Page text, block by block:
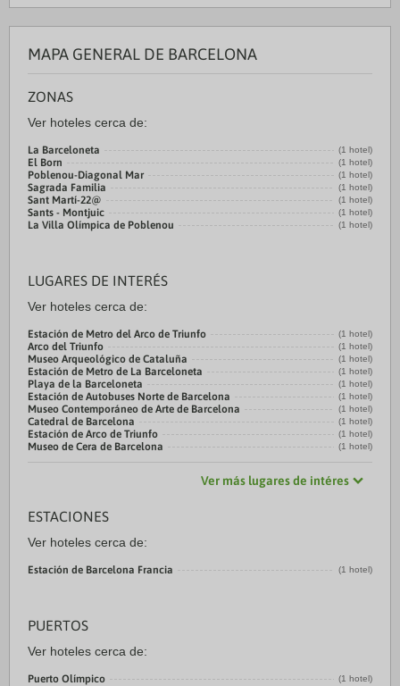
MAPA GENERAL DE BARCELONA
ZONAS
Ver hoteles cerca de:
La Barceloneta (1 hotel)
El Born (1 hotel)
Poblenou-Diagonal Mar (1 hotel)
Sagrada Familia (1 hotel)
Sant Martí-22@ (1 hotel)
Sants - Montjuic (1 hotel)
La Villa Olímpica de Poblenou (1 hotel)
LUGARES DE INTERÉS
Ver hoteles cerca de:
Estación de Metro del Arco de Triunfo (1 hotel)
Arco del Triunfo (1 hotel)
Museo Arqueológico de Cataluña (1 hotel)
Estación de Metro de La Barceloneta (1 hotel)
Playa de la Barceloneta (1 hotel)
Estación de Autobuses Norte de Barcelona (1 hotel)
Museo Contemporáneo de Arte de Barcelona (1 hotel)
Catedral de Barcelona (1 hotel)
Estación de Arco de Triunfo (1 hotel)
Museo de Cera de Barcelona (1 hotel)
Ver más lugares de intéres
ESTACIONES
Ver hoteles cerca de:
Estación de Barcelona Francia (1 hotel)
PUERTOS
Ver hoteles cerca de:
Puerto Olímpico (1 hotel)